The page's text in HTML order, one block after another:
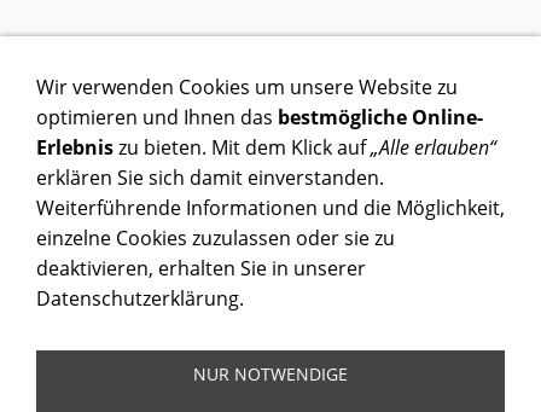
FIXON® TEXTILE MARKER UV FLUORESCENT
FIXON® SPECIAL MESH ADHESIVE
FIXONI TEXTILE MARKER
MARK TEXTILE PEN A150 WATER ERASABLE
UV PREPARATIONS
ImpressumDatenschutz
Wir verwenden Cookies um unsere Website zu
optimieren und Ihnen das bestmögliche Online-
Erlebniszu bieten. Mit dem Klick auf„Alle erlauben“
erklären Sie sich damit einverstanden.
Weiterführende Informationen und die Möglichkeit,
einzelne Cookies zuzulassen oder sie zu
deaktivieren, erhalten Sie in unserer
Datenschutzerklärung.
NUR NOTWENDIGE